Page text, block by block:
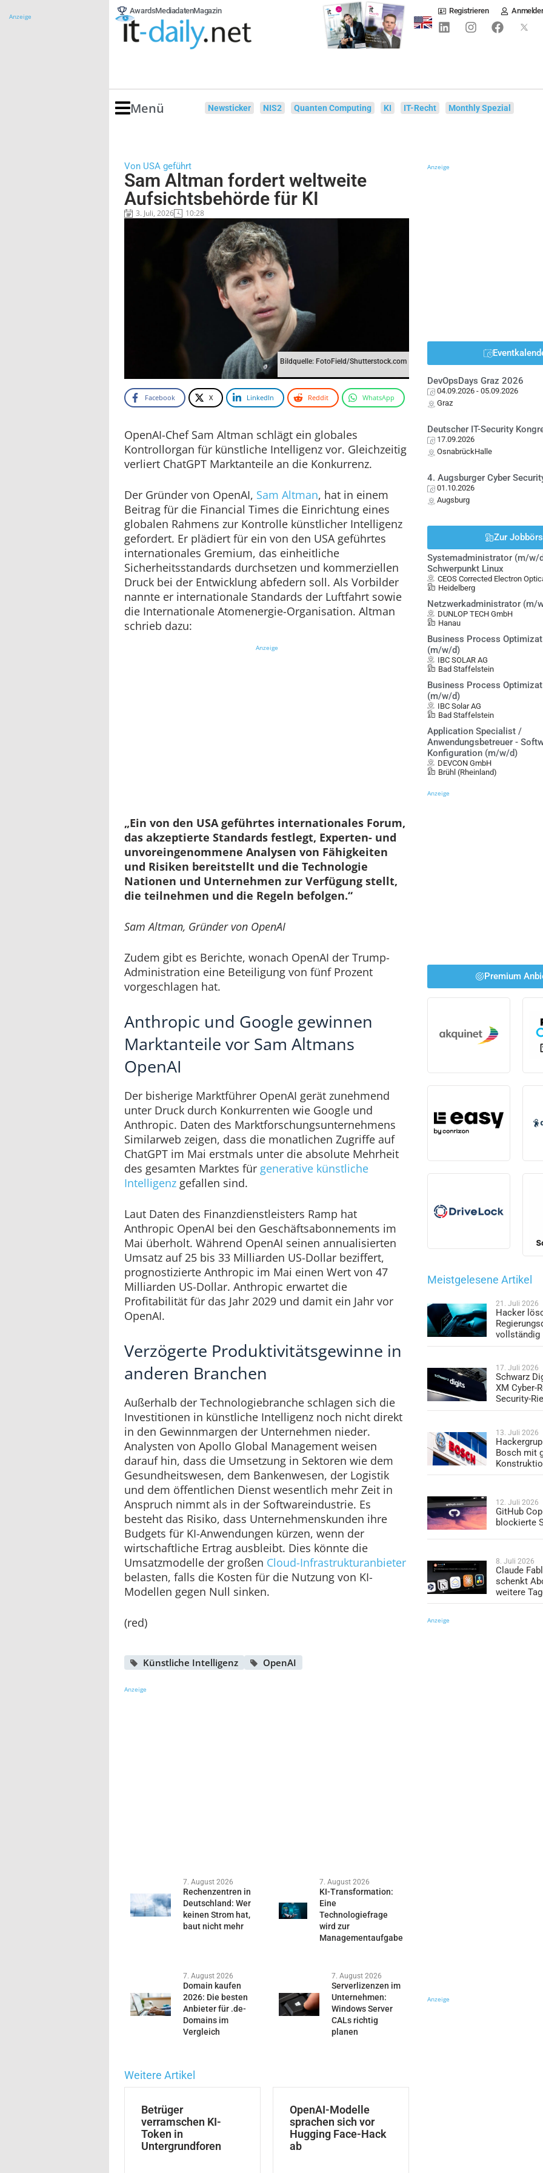
Anzeige
AwardsMediadatenMagazin Registrieren
Menü Newsticker NIS2 Quanten Computing KI IT-Recht Monthly Spezial
Von USA geführt
Sam Altman fordert weltweite
Aufsichtsbehörde für KI
3. Juli, 2026 10:28
Bildquelle: FotoField/Shutterstock.com
Facebook X LinkedIn Reddit WhatsApp
OpenAI-Chef Sam Altman schlägt ein globales
Kontrollorgan für künstliche Intelligenz vor. Gleichzeitig
verliert ChatGPT Marktanteile an die Konkurrenz.
Der Gründer von OpenAI, Sam Altman, hat in einem
Beitrag für die Financial Times die Einrichtung eines
globalen Rahmens zur Kontrolle künstlicher Intelligenz
gefordert. Er plädiert für ein von den USA geführtes
internationales Gremium, das einheitliche
Sicherheitsstandards durchsetzen und kommerziellen
Druck bei der Entwicklung abfedern soll. Als Vorbilder
nannte er internationale Standards der Luftfahrt sowie
die Internationale Atomenergie-Organisation. Altman
schrieb dazu:
Anzeige
„Ein von den USA geführtes internationales Forum,
das akzeptierte Standards festlegt, Experten- und
unvoreingenommene Analysen von Fähigkeiten
und Risiken bereitstellt und die Technologie
Nationen und Unternehmen zur Verfügung stellt,
die teilnehmen und die Regeln befolgen.“
Sam Altman, Gründer von OpenAI
Zudem gibt es Berichte, wonach OpenAI der Trump-
Administration eine Beteiligung von fünf Prozent
vorgeschlagen hat.
Anthropic und Google gewinnen
Marktanteile vor Sam Altmans
OpenAI
Der bisherige Marktführer OpenAI gerät zunehmend
unter Druck durch Konkurrenten wie Google und
Anthropic. Daten des Marktforschungsunternehmens
Similarweb zeigen, dass die monatlichen Zugriffe auf
ChatGPT im Mai erstmals unter die absolute Mehrheit
des gesamten Marktes für generative künstliche
Intelligenz gefallen sind.
Laut Daten des Finanzdienstleisters Ramp hat
Anthropic OpenAI bei den Geschäftsabonnements im
Mai überholt. Während OpenAI seinen annualisierten
Umsatz auf 25 bis 33 Milliarden US-Dollar beziffert,
prognostizierte Anthropic im Mai einen Wert von 47
Milliarden US-Dollar. Anthropic erwartet die
Profitabilität für das Jahr 2029 und damit ein Jahr vor
OpenAI.
Verzögerte Produktivitätsgewinne in
anderen Branchen
Außerhalb der Technologiebranche schlagen sich die
Investitionen in künstliche Intelligenz noch nicht direkt
in den Gewinnmargen der Unternehmen nieder.
Analysten von Apollo Global Management weisen
darauf hin, dass die Umsetzung in Sektoren wie dem
Gesundheitswesen, dem Bankenwesen, der Logistik
und dem öffentlichen Dienst wesentlich mehr Zeit in
Anspruch nimmt als in der Softwareindustrie. Es
besteht das Risiko, dass Unternehmenskunden ihre
Budgets für KI-Anwendungen kürzen, wenn der
wirtschaftliche Ertrag ausbleibt. Dies könnte die
Umsatzmodelle der großen Cloud-Infrastrukturanbieter
belasten, falls die Kosten für die Nutzung von KI-
Modellen gegen Null sinken.
(red)
Künstliche Intelligenz OpenAI
Anzeige
7. August 2026
Rechenzentren in
Deutschland: Wer
keinen Strom hat,
baut nicht mehr
7. August 2026
KI-Transformation:
Eine
Technologiefrage
wird zur
Managementaufgabe
7. August 2026
Domain kaufen
2026: Die besten
Anbieter für .de-
Domains im
Vergleich
7. August 2026
Serverlizenzen im
Unternehmen:
Windows Server
CALs richtig
planen
Weitere Artikel
Betrüger
verramschen KI-
Token in
Untergrundforen
OpenAI-Modelle
sprachen sich vor
Hugging Face-Hack
ab
Anzeige
DevOpsDays Graz 2026
04.09.2026 - 05.09.2026
Graz
Deutscher IT-Security
17.09.2026
OsnabrückHalle
4. Augsburger Cyber
01.10.2026
Augsburg
Zur
Systemadministrator (m/w/
Schwerpunkt Linux
CEOS Corrected Electron
Heidelberg
Netzwerkadministrator (m/
DUNLOP TECH GmbH
Hanau
Business Process
(m/w/d)
IBC SOLAR AG
Bad Staffelstein
Business Process
(m/w/d)
IBC Solar AG
Bad Staffelstein
Application Specialist /
Anwendungsbetreuer -
Konfiguration (m/w/d)
DEVCON GmbH
Brühl (Rheinland)
Anzeige
Premium
Meistgelesene Artikel
21. Juli 2026
Hacker
vollständig
17. Juli 2026
Schwarz
XM Cyber-
Security-
13. Juli 2026
Bosch mit
12. Juli 2026
GitHub
blockierte
8. Juli 2026
Claude
schenkt
weitere
Anzeige
Anzeige